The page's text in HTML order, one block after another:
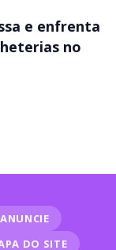
e enfrenta
no
ANUNCIE
DO SITE